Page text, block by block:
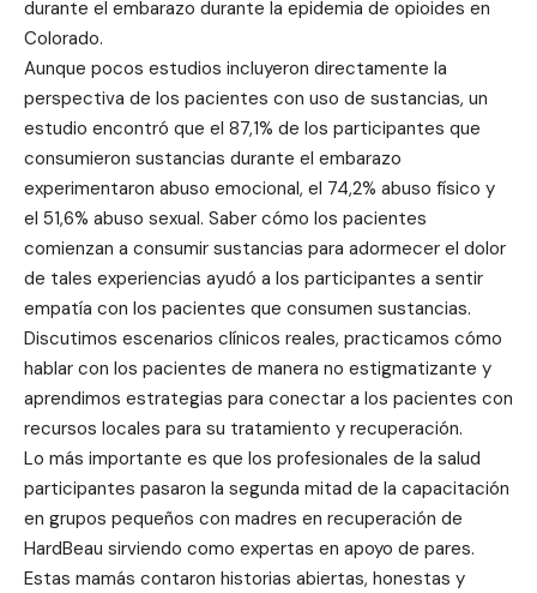
durante el embarazo durante la epidemia de opioides en
Colorado.
Aunque pocos estudios incluyeron directamente la
perspectiva de los pacientes con uso de sustancias, un
estudio encontró que el 87,1% de los participantes que
consumieron sustancias durante el embarazo
experimentaron abuso emocional, el 74,2% abuso físico y
el 51,6% abuso sexual. Saber cómo los pacientes
comienzan a consumir sustancias para adormecer el dolor
de tales experiencias ayudó a los participantes a sentir
empatía con los pacientes que consumen sustancias.
Discutimos escenarios clínicos reales, practicamos cómo
hablar con los pacientes de manera no estigmatizante y
aprendimos estrategias para conectar a los pacientes con
recursos locales para su tratamiento y recuperación.
Lo más importante es que los profesionales de la salud
participantes pasaron la segunda mitad de la capacitación
en grupos pequeños con madres en recuperación de
HardBeau sirviendo como expertas en apoyo de pares.
Estas mamás contaron historias abiertas, honestas y